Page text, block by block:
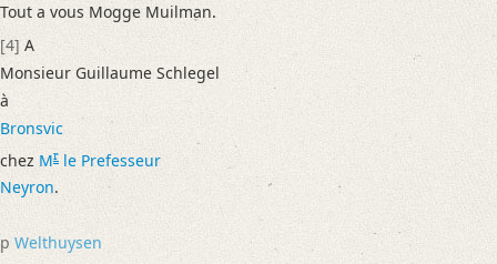
Tout a vous Mogge Muilman.
[4] A
Monsieur Guillaume Schlegel
à
Bronsvic
chez Mr le Prefesseur
Neyron.
p Welthuysen